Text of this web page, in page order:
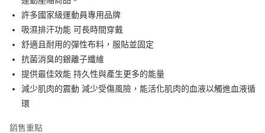
宅配
每筆NT$80，滿NT$1,000(含以上)免運費
許多國家級運動員專用品牌
吸濕排汗功能 可長時間穿戴
舒適且耐用的彈性布料，服貼並固定
抗菌消臭的銀離子纖維
提供最佳效能 持久性與產生更多的能量
減少肌肉的震動 減少受傷風險，能活化肌肉的血液以觸進血液循
環
銷售重點